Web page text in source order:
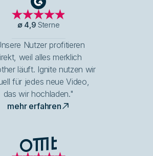
G2
∅ 4,9 Sterne
Nutzer profitieren
weil alles merklich
läuft. Ignite nutzen wir
für jedes neue Video,
das wir hochladen."
mehr erfahren
OMT Logo